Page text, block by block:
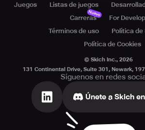
Juegos Listas de juegos
Carreras
Nuevo
For
Términos de uso
Política de
Política de Cookies
© Skich Inc., 2026
131 Continental Drive, Suite 301, Newark,
Síguenos en redes
Únete a Skich